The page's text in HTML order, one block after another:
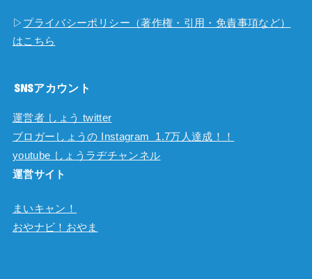
▷ プライバシーポリシー（著作権・引用・免責事項など）
はこちら
SNSアカウント
運営者 しょう twitter
ブロガーしょうの Instagram 1.7万人達成！！
youtube しょうラヂチャンネル
運営サイト
まいキャン！
おやナビ！おやま